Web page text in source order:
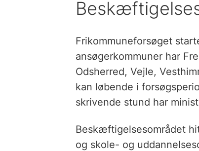
Frikommuneforsøget
ansøgerkommuner har
Odsherred, Vejle,
kan løbende i
skrivende stund har
Beskæftigelsesområdet
og skole- og